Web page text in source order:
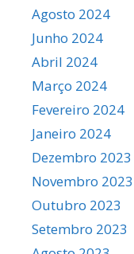
Agosto 2024
Junho 2024
Abril 2024
Março 2024
Fevereiro 2024
Janeiro 2024
Dezembro 2023
Novembro 2023
Outubro 2023
Setembro 2023